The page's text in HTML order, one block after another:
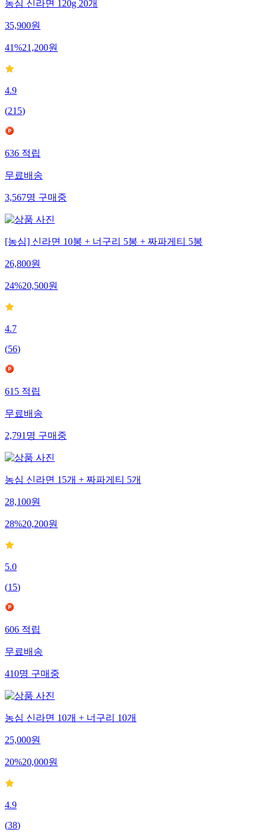
농심 신라면 120g 20개
35,900원
41%21,200원
4.9
(215)
636적립
무료배송
3,567명구매중
[농심] 신라면 10봉 + 너구리 5봉 + 짜파게티 5봉
26,800원
24%20,500원
4.7
(56)
615적립
무료배송
2,791명구매중
농심 신라면 15개 + 짜파게티 5개
28,100원
28%20,200원
5.0
(15)
606적립
무료배송
410명구매중
농심 신라면 10개 + 너구리 10개
25,000원
20%20,000원
4.9
(38)